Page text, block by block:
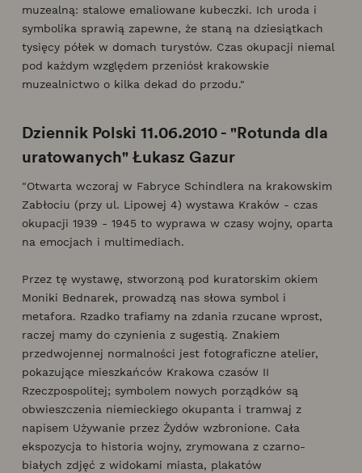
muzealną: stalowe emaliowane kubeczki. Ich uroda i
symbolika sprawią zapewne, że staną na dziesiątkach
tysięcy półek w domach turystów. Czas okupacji niemal
pod każdym względem przeniósł krakowskie
muzealnictwo o kilka dekad do przodu."
Dziennik Polski 11.06.2010 - "Rotunda dla
uratowanych" Łukasz Gazur
"Otwarta wczoraj w Fabryce Schindlera na krakowskim
Zabłociu (przy ul. Lipowej 4) wystawa Kraków - czas
okupacji 1939 - 1945 to wyprawa w czasy wojny, oparta
na emocjach i multimediach.
Przez tę wystawę, stworzoną pod kuratorskim okiem
Moniki Bednarek, prowadzą nas słowa symbol i
metafora. Rzadko trafiamy na zdania rzucane wprost,
raczej mamy do czynienia z sugestią. Znakiem
przedwojennej normalności jest fotograficzne atelier,
pokazujące mieszkańców Krakowa czasów II
Rzeczpospolitej; symbolem nowych porządków są
obwieszczenia niemieckiego okupanta i tramwaj z
napisem Używanie przez Żydów wzbronione. Cała
ekspozycja to historia wojny, zrymowana z czarno-
białych zdjęć z widokami miasta, plakatów